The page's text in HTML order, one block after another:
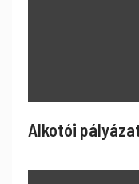
Alkotói